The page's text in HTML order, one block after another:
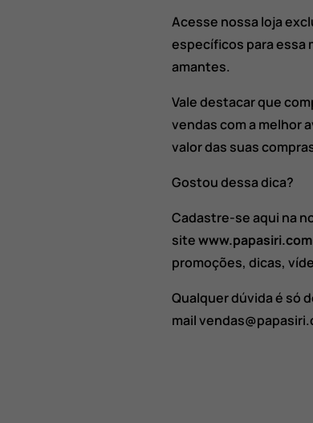
Acesse nossa loja
específicos para essa
amantes.
Vale destacar que
vendas com a melhor
valor das suas
Gostou dessa dica?
Cadastre-se aqui na
sitewww.papasiri.com
promoções, dicas,
Qualquer dúvida é só
mail